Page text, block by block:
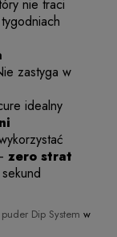
nie traci
zastyga w
idealny
zero strat
puder Dip System w